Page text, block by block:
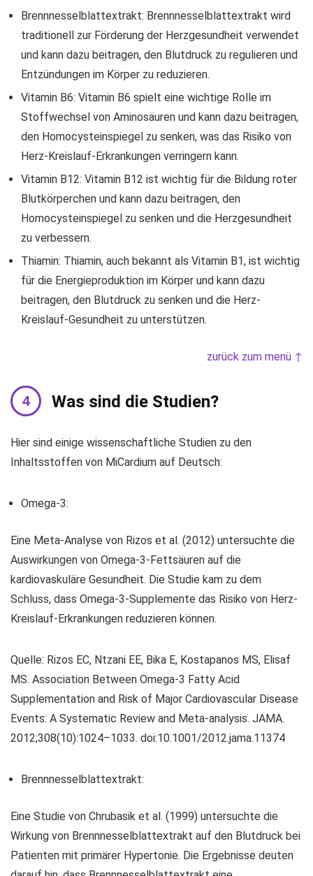
Brennnesselblattextrakt: Brennnesselblattextrakt wird
traditionell zur Förderung der Herzgesundheit verwendet
und kann dazu beitragen, den Blutdruck zu regulieren und
Entzündungen im Körper zu reduzieren.
Vitamin B6: Vitamin B6 spielt eine wichtige Rolle im
Stoffwechsel von Aminosäuren und kann dazu beitragen,
den Homocysteinspiegel zu senken, was das Risiko von
Herz-Kreislauf-Erkrankungen verringern kann.
Vitamin B12: Vitamin B12 ist wichtig für die Bildung roter
Blutkörperchen und kann dazu beitragen, den
Homocysteinspiegel zu senken und die Herzgesundheit
zu verbessern.
Thiamin: Thiamin, auch bekannt als Vitamin B1, ist wichtig
für die Energieproduktion im Körper und kann dazu
beitragen, den Blutdruck zu senken und die Herz-
Kreislauf-Gesundheit zu unterstützen.
zurück zum menü ↑
Was sind die Studien?
Hier sind einige wissenschaftliche Studien zu den
Inhaltsstoffen von MiCardium auf Deutsch:
Omega-3:
Eine Meta-Analyse von Rizos et al. (2012) untersuchte die
Auswirkungen von Omega-3-Fettsäuren auf die
kardiovaskuläre Gesundheit. Die Studie kam zu dem
Schluss, dass Omega-3-Supplemente das Risiko von Herz-
Kreislauf-Erkrankungen reduzieren können.
Quelle: Rizos EC, Ntzani EE, Bika E, Kostapanos MS, Elisaf
MS. Association Between Omega-3 Fatty Acid
Supplementation and Risk of Major Cardiovascular Disease
Events: A Systematic Review and Meta-analysis. JAMA.
2012;308(10):1024–1033. doi:10.1001/2012.jama.11374
Brennnesselblattextrakt:
Eine Studie von Chrubasik et al. (1999) untersuchte die
Wirkung von Brennnesselblattextrakt auf den Blutdruck bei
Patienten mit primärer Hypertonie. Die Ergebnisse deuten